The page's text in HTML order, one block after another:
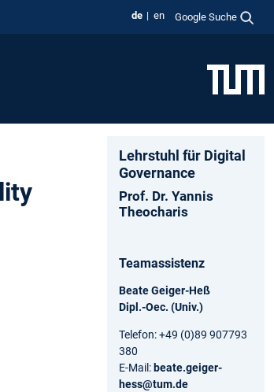
de en Google Suche
Lehrstuhl für Digital
Governance
Prof. Dr. Yannis
Theocharis
Teamassistenz
Beate Geiger-Heß
Dipl.-Oec. (Univ.)
Telefon: +49 (0)89 907793
380
E-Mail: beate.geiger-
hess@tum.de